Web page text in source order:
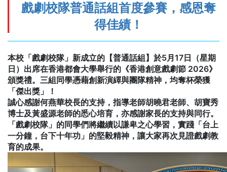
戲劇校隊普通話組首度參賽，感恩奪
得佳績！
本校「戲劇校隊」新成立的【普通話組】於5月17日（星期
日）出席在香港都會大學舉行的《香港創意戲劇節 2026》
頒獎禮。三組同學憑藉創新演繹與團隊精神，均奪杯榮獲
「傑出獎」！
誠心感謝何燕華校長的支持，指導老師胡曉君老師、胡寶秀
博士及黃盛源老師的悉心培育，亦感謝家長的支持與同行。
「戲劇校隊」的同學們將繼續以謙卑之心學習，實踐「台上
一分鐘，台下十年功」的堅毅精神，讓大家再次見證戲劇教
育的成果。